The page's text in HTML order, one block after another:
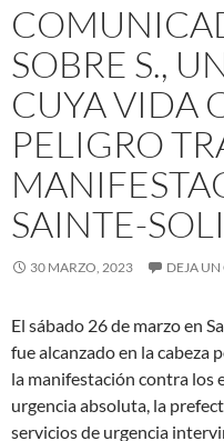
SOBRE S.,
CUYA VIDA
PELIGRO
SAINTE-
30 MARZO, 2023 DEJA
El sábado 26 de marzo en
fue alcanzado en la cabeza
la manifestación contra los
urgencia absoluta, la
servicios de urgencia